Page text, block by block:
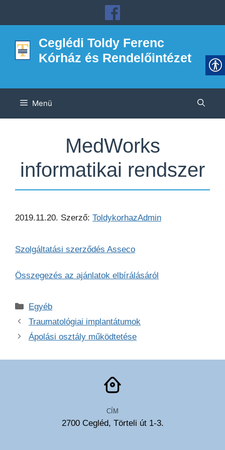
Ceglédi Toldy Ferenc
Kórház és Rendelőintézet
Menü
MedWorks
informatikai rendszer
2019.11.20. Szerző: ToldykorhazAdmin
Szolgáltatási szerződés Asseco
Összegezés az ajánlatok elbírálásáról
Kategória
Egyéb
Traumatológiai implantátumok
Ápolási osztály működtetése
CÍM
2700 Cegléd, Törteli út 1-3.